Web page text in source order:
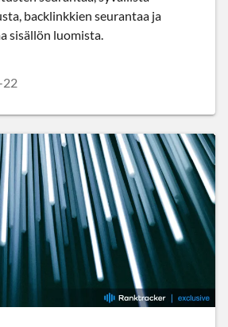
backlinkkien seurantaa ja
sisällön luomista.
22